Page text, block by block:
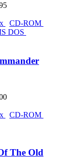
CD-ROM
DOS
CD-ROM
The Old